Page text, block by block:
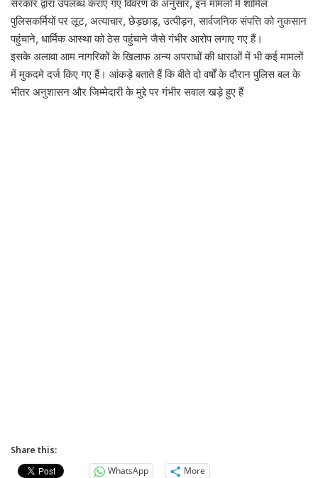
सरकार द्वारा उपलब्ध कराए गए विवरण के अनुसार, इन मामलों में शामिल
पुलिसकर्मियों पर लूट, अत्याचार, छेड़छाड़, उत्पीड़न, सार्वजनिक संपत्ति को नुकसान
पहुंचाने, धार्मिक आस्था को ठेस पहुंचाने जैसे गंभीर आरोप लगाए गए हैं।
इसके अलावा आम नागरिकों के खिलाफ अन्य अपराधों की धाराओं में भी कई मामलों
में मुकदमे दर्ज किए गए हैं। आंकड़े बताते हैं कि बीते दो वर्षों के दौरान पुलिस बल के
भीतर अनुशासन और जिम्मेदारी के मुद्दे पर गंभीर सवाल खड़े हुए हैं
Share this:
WhatsApp
More